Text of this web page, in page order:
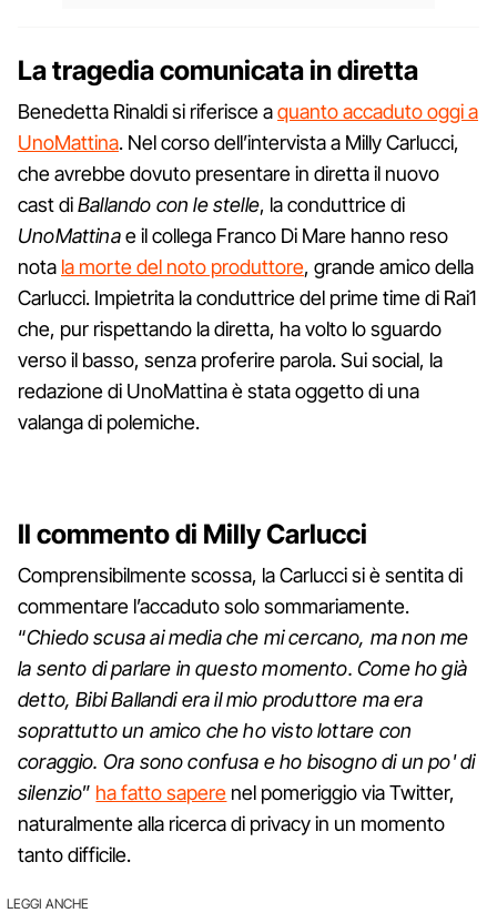
La tragedia comunicata in diretta
Benedetta Rinaldi si riferisce aquanto accaduto oggi a
UnoMattina. Nel corso dell’intervista a Milly Carlucci,
che avrebbe dovuto presentare in diretta il nuovo
cast diBallando con le stelle, la conduttrice di
UnoMattinae il collega Franco Di Mare hanno reso
nota la morte del noto produttore, grande amico della
Carlucci. Impietrita la conduttrice del prime time di Rai1
che, pur rispettando la diretta, ha volto lo sguardo
verso il basso, senza proferire parola. Sui social, la
redazione di UnoMattina è stata oggetto di una
valanga di polemiche.
Il commento di Milly Carlucci
Comprensibilmente scossa, la Carlucci si è sentita di
commentare l’accaduto solo sommariamente.
“Chiedo scusa ai media che mi cercano, ma non me
la sento di parlare in questo momento. Come ho già
detto, Bibi Ballandi era il mio produttore ma era
soprattutto un amico che ho visto lottare con
coraggio. Ora sono confusa e ho bisogno di un po' di
silenzio” ha fatto sapere nel pomeriggio via Twitter,
naturalmente alla ricerca di privacy in un momento
tanto difficile.
LEGGI ANCHE